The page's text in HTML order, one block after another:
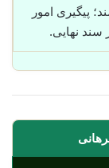
پیگیری امور
سند نهایی.